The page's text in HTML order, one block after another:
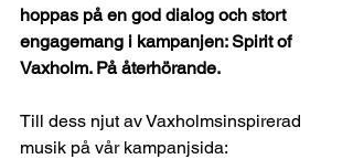
hoppas på en god dialog och stort
engagemang i kampanjen: Spirit of
Vaxholm. På återhörande.
Till dess njut av Vaxholmsinspirerad
musik på vår kampanjsida: